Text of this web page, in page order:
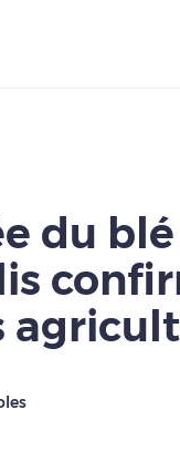
du blé